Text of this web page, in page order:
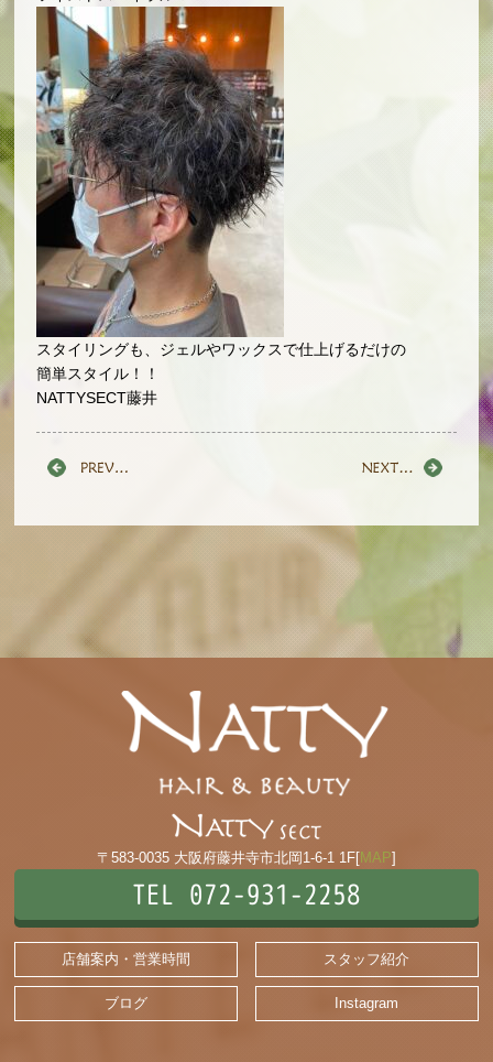
スタイリングも、ジェルやワックスで仕上げるだけの
簡単スタイル！！
NATTYSECT藤井
〒583-0035 大阪府藤井寺市北岡1-6-1 1F[MAP]
TEL 072-931-2258
店舗案内・営業時間 スタッフ紹介
ブログ Instagram